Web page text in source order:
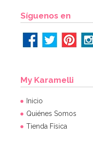
Síguenos en
My Karamelli
Inicio
Quiénes Somos
Tienda Física